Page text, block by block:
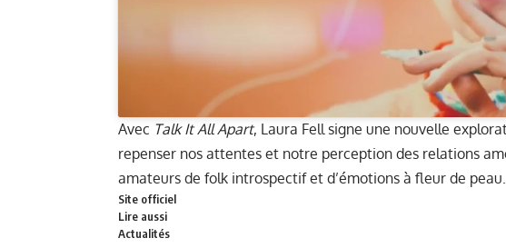
Avec Talk It All Apart, Laura Fell signe une nouvelle
repenser nos attentes et notre perception des relations
amateurs de folk introspectif et d’émotions à fleur de peau.
Site officiel
Lire aussi
Actualités